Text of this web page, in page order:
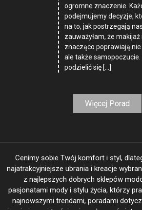
ogromne znaczenie.
podejmujemy decyzje,
na to, jak postrzegają
zauważyłam, że
znacząco poprawiają
ale także
podzielić się […]
Więcej Porad
Cenimy sobie Twój komfort i styl,
najatrakcyjniejsze ubrania i kreacje
z najlepszych dobrych sklepów
pasjonatami mody i stylu życia, którzy
najnowszymi trendami, poradami